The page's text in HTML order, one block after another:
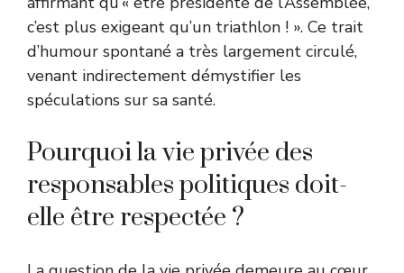
c’est plus exigeant qu’un triathlon ! ». Ce trait
d’humour spontané a très largement circulé,
venant indirectement démystifier les
spéculations sur sa santé.
Pourquoi la vie privée des
responsables politiques doit-
elle être respectée ?